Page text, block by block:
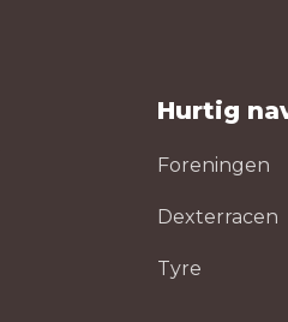
Hurtig
Foreningen
Dexterracen
Tyre